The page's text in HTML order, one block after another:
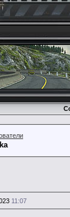
11:07